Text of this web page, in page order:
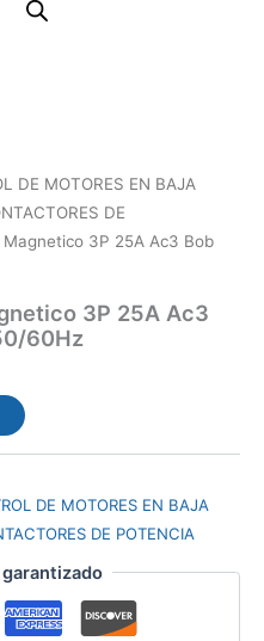
DE MOTORES EN BAJA
DE
3P 25A Ac3 Bob
3P 25A Ac3
60Hz
DE MOTORES EN BAJA
DE POTENCIA